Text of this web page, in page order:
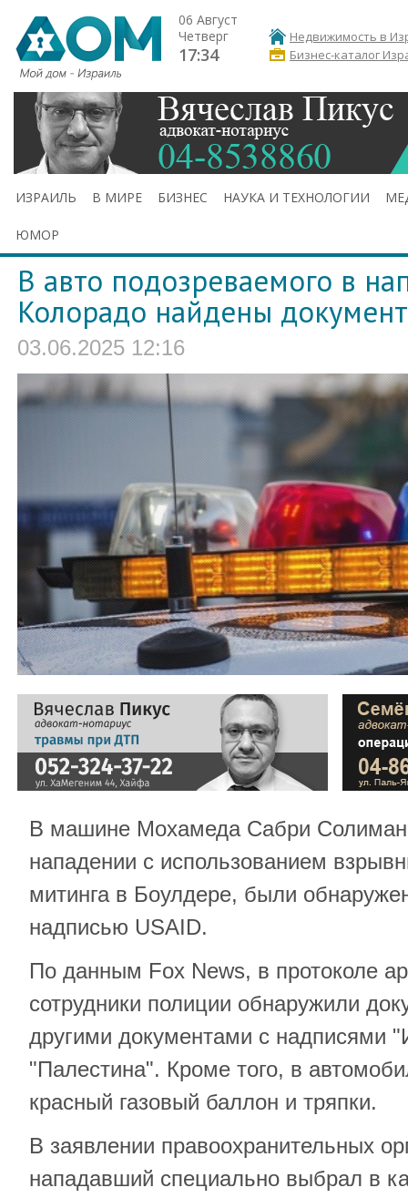
06 Август
Четверг
17:34
Недвижимость в
Бизнес-каталог
ИЗРАИЛЬ В МИРЕ БИЗНЕС НАУКА И ТЕХНОЛОГИИ
ЮМОР
В авто подозреваемого в
Колорадо найдены
03.06.2025 12:16
В машине Мохамеда Сабри
нападении с использованием
митинга в Боулдере, были
надписью USAID.
По данным Fox News, в протоколе
сотрудники полиции обнаружили
другими документами с надписями
"Палестина". Кроме того, в
красный газовый баллон и тряпки.
В заявлении правоохранительных
нападавший специально выбрал в